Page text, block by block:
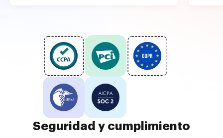
Seguridad y cumplimiento